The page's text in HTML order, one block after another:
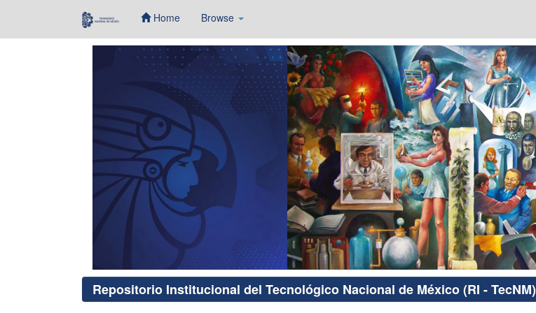
Home Browse
Repositorio Institucional del Tecnológico Nacional de México (RI - TecNM)